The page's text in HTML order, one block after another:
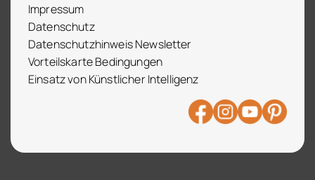
Impressum
Datenschutz
Datenschutzhinweis Newsletter
Vorteilskarte Bedingungen
Einsatz von Künstlicher Intelligenz